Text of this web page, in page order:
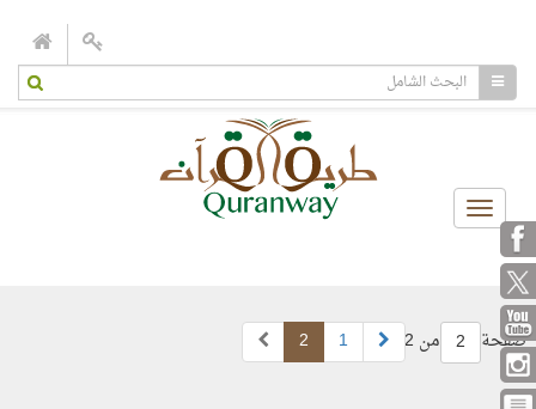
Toggle
navigation
صفحة 2 من 2 1
2